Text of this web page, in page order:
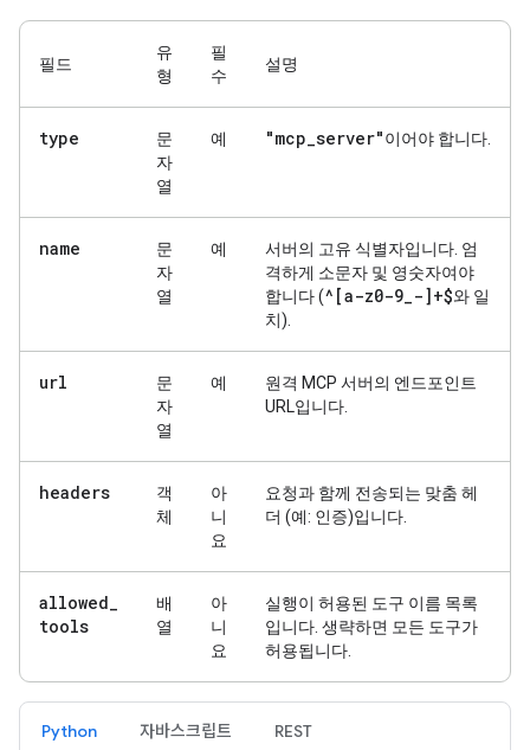
필드
유
형
필
수
설명
type
문
자
열
예 "mcp_server"이어야 합니다.
name
문
자
열
예
서버의 고유 식별자입니다. 엄
격하게 소문자 및 영숫자여야
합니다 (^[a-z0-9_-]+$와 일
치).
url
문
자
열
예
원격 MCP 서버의 엔드포인트
URL입니다.
headers
객
체
아
니
요
요청과 함께 전송되는 맞춤 헤
더 (예: 인증)입니다.
allowed_
tools
배
열
아
니
요
실행이 허용된 도구 이름 목록
입니다. 생략하면 모든 도구가
허용됩니다.
Python 자바스크립트 REST